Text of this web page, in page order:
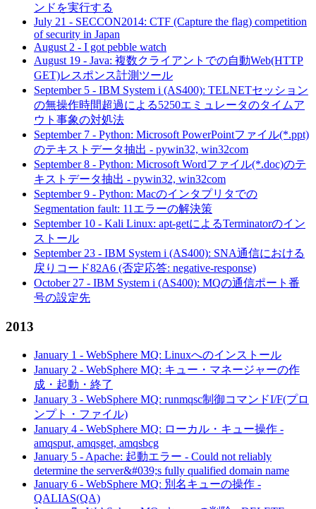
ンドを実行する
July 21 - SECCON2014: CTF (Capture the flag) competition
of security in Japan
August 2 - I got pebble watch
August 19 - Java: 複数クライアントでの自動Web(HTTP
GET)レスポンス計測ツール
September 5 - IBM System i (AS400): TELNETセッション
の無操作時間超過による5250エミュレータのタイムア
ウト事象の対処法
September 7 - Python: Microsoft PowerPointファイル(*.ppt)
のテキストデータ抽出 - pywin32, win32com
September 8 - Python: Microsoft Wordファイル(*.doc)のテ
キストデータ抽出 - pywin32, win32com
September 9 - Python: Macのインタプリタでの
Segmentation fault: 11エラーの解決策
September 10 - Kali Linux: apt-getによるTerminatorのイン
ストール
September 23 - IBM System i (AS400): SNA通信における
戻りコード82A6 (否定応答: negative-response)
October 27 - IBM System i (AS400): MQの通信ポート番
号の設定先
2013
January 1 - WebSphere MQ: Linuxへのインストール
January 2 - WebSphere MQ: キュー・マネージャーの作
成・起動・終了
January 3 - WebSphere MQ: runmqsc制御コマンドI/F(プロ
ンプト・ファイル)
January 4 - WebSphere MQ: ローカル・キュー操作 -
amqsput, amqsget, amqsbcg
January 5 - Apache: 起動エラー - Could not reliably
determine the server&#039;s fully qualified domain name
January 6 - WebSphere MQ: 別名キューの操作 -
QALIAS(QA)